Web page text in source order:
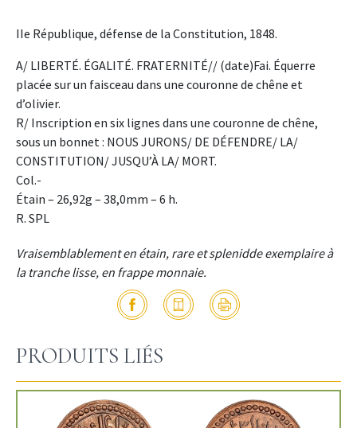
IIe République, défense de la Constitution, 1848.
A/ LIBERTÉ. ÉGALITÉ. FRATERNITÉ// (date)Fai. Équerre
placée sur un faisceau dans une couronne de chêne et
d’olivier.
R/ Inscription en six lignes dans une couronne de chêne,
sous un bonnet : NOUS JURONS/ DE DÉFENDRE/ LA/
CONSTITUTION/ JUSQU’À LA/ MORT.
Col.-
Étain – 26,92g – 38,0mm – 6 h.
R. SPL
Vraisemblablement en étain, rare et splenidde exemplaire à
la tranche lisse, en frappe monnaie.
PRODUITS LIÉS